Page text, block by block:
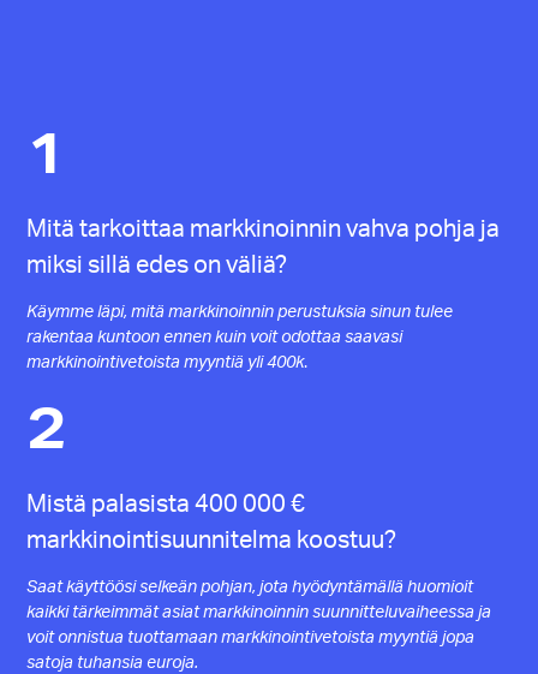
1
Mitä tarkoittaa markkinoinnin vahva pohja ja
miksi sillä edes on väliä?
Käymme läpi, mitä markkinoinnin perustuksia sinun tulee
rakentaa kuntoon ennen kuin voit odottaa saavasi
markkinointivetoista myyntiä yli 400k.
2
Mistä palasista 400 000 €
markkinointisuunnitelma koostuu?
Saat käyttöösi selkeän pohjan, jota hyödyntämällä huomioit
kaikki tärkeimmät asiat markkinoinnin suunnitteluvaiheessa ja
voit onnistua tuottamaan markkinointivetoista myyntiä jopa
satoja tuhansia euroja.